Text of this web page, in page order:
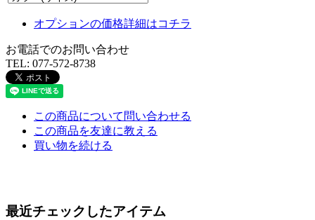
オプションの価格詳細はコチラ
お電話でのお問い合わせ
TEL: 077-572-8738
この商品について問い合わせる
この商品を友達に教える
買い物を続ける
最近チェックしたアイテム